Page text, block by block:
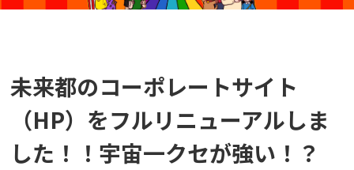
未来都のコーポレートサイト
（HP）をフルリニューアルしま
した！！宇宙一クセが強い！？